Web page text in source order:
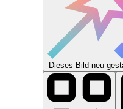
Dieses Bild neu